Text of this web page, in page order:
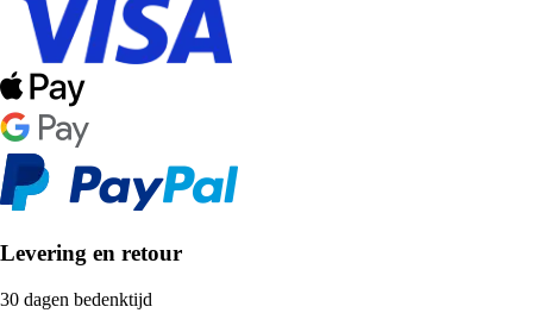
Levering en retour
30 dagen bedenktijd